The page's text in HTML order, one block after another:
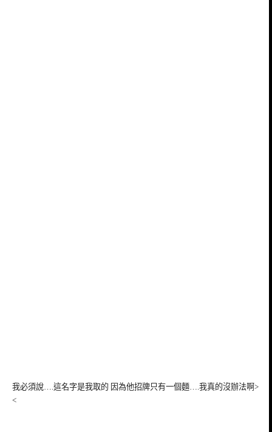
我必須說….這名字是我取的 因為他招牌只有一個麵….我真的沒辦法啊>
<